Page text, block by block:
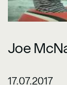
Joe
17.07.2017